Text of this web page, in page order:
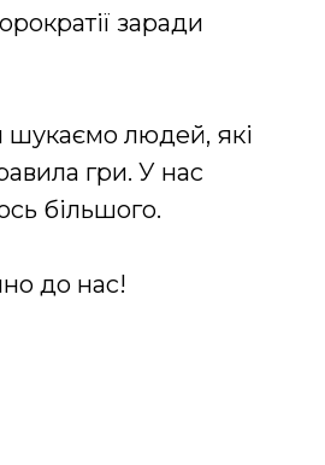
заради
шукаємо людей, які
гри. У нас
більшого.
до нас!